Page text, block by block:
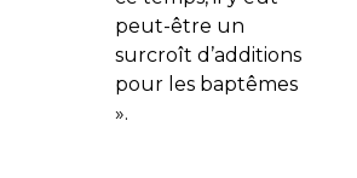
peut-être un
surcroît d’additions
pour les baptêmes
».